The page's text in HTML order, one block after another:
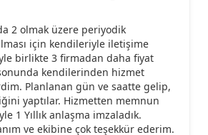
2 olmak üzere periyodik
için kendileriyle iletişime
birlikte 3 firmadan daha fiyat
kendilerinden hizmet
Planlanan gün ve saatte gelip,
yaptılar. Hizmetten memnun
1 Yıllık anlaşma imzaladık.
ve ekibine çok teşekkür ederim.